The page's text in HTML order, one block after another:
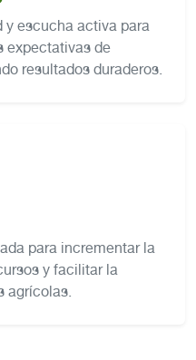
y escucha activa para
expectativas de
resultados duraderos.
para incrementar la
y facilitar la
agrícolas.